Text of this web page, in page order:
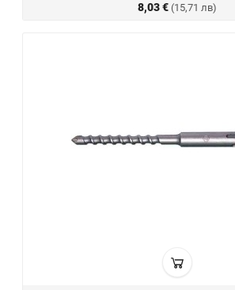
8,03 € (15,71 лв)